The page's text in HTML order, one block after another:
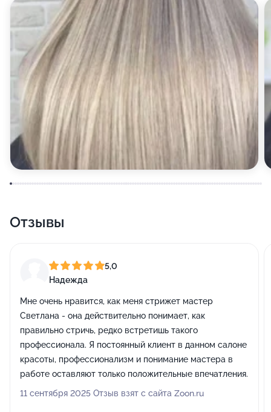
Отзывы
5,0
Надежда
Мне очень нравится, как меня стрижет мастер
Светлана - она действительно понимает, как
правильно стричь, редко встретишь такого
профессионала. Я постоянный клиент в данном салоне
красоты, профессионализм и понимание мастера в
работе оставляют только положительные впечатления.
11 сентября 2025 Отзыв взят с сайта Zoon.ru